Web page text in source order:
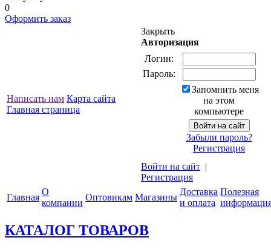
0
Оформить заказ
Написать нам Карта сайта
Главная страница
Закрыть
Авторизация
Логин:
Пароль:
Запомнить меня
на этом
компьютере
Забыли пароль?
Регистрация
Войти на сайт |
Регистрация
Главная
О
компании
Оптовикам Магазины
Доставка
и оплата
Полезная
КАТАЛОГ ТОВАРОВ